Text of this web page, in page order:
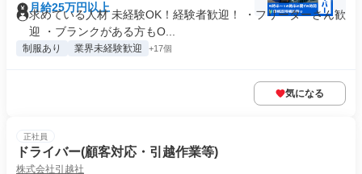
月給25万円以上
求めている人材 未経験OK！経験者歓迎！ ・フリーターさん歓
迎 ・ブランクがある方もO...
制服あり 業界未経験歓迎 +17個
気になる
正社員
ドライバー(顧客対応・引越作業等)
株式会社引越社